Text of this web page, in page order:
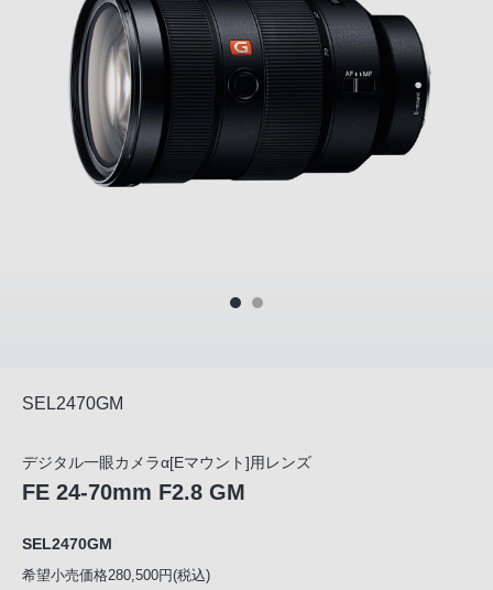
SEL2470GM
デジタル一眼カメラα[Eマウント]用レンズ
FE 24-70mm F2.8 GM
SEL2470GM
希望小売価格280,500円(税込)